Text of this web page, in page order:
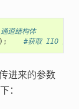
道结构体
#获取 IIO 通道
进来的参数
：